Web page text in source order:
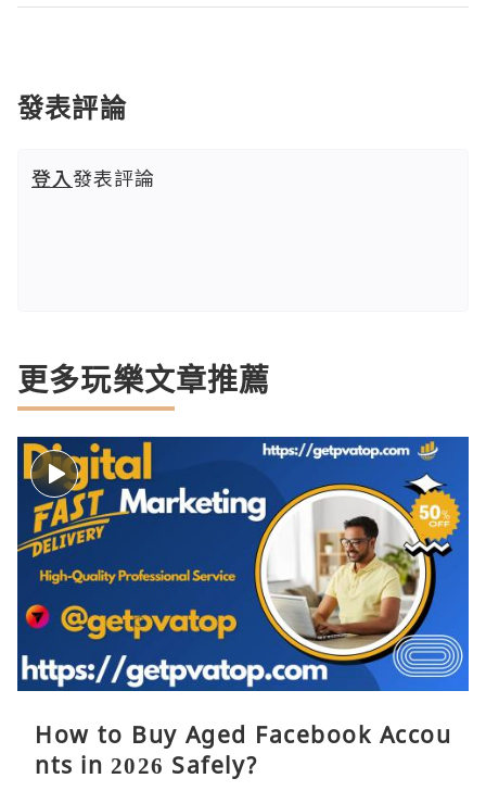
發表評論
登入發表評論
更多玩樂文章推薦
How to Buy Aged Facebook Accou
nts in 2026 Safely?